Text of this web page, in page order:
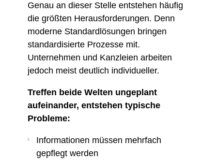
Genau an dieser Stelle entstehen häufig
die größten Herausforderungen. Denn
moderne Standardlösungen bringen
standardisierte Prozesse mit.
Unternehmen und Kanzleien arbeiten
jedoch meist deutlich individueller.
Treffen beide Welten ungeplant
aufeinander, entstehen typische
Probleme:
Informationen müssen mehrfach
gepflegt werden